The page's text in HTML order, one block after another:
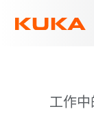
工作中